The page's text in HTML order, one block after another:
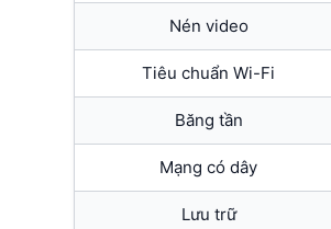
Nén video
Tiêu chuẩn Wi-Fi
Băng tần
Mạng có dây
Lưu trữ